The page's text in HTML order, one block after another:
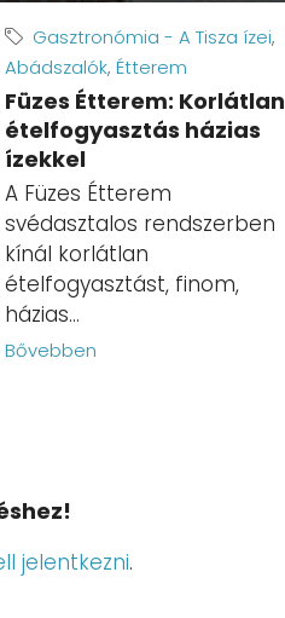
Gasztronómia - A Tisza ízei,
Abádszalók, Étterem
Füzes Étterem: Korlátlan
ételfogyasztás házias
ízekkel
A Füzes Étterem
svédasztalos rendszerben
kínál korlátlan
ételfogyasztást, finom,
házias...
Bővebben
jelentkezni.